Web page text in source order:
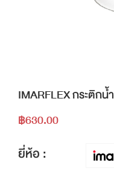
IMARFLEX กระติก
฿630.00
ยี่ห้อ :